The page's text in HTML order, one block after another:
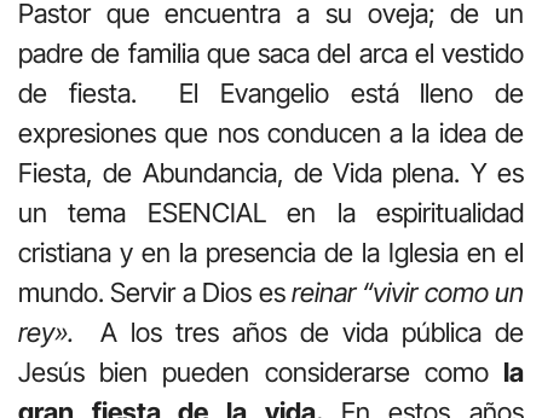
Pastor que encuentra a su oveja; de un
padre de familia que saca del arca el vestido
de fiesta. El Evangelio está lleno de
expresiones que nos conducen a la idea de
Fiesta, de Abundancia, de Vida plena. Y es
un tema ESENCIAL en la espiritualidad
cristiana y en la presencia de la Iglesia en el
mundo. Servir a Dios esreinar “vivir como un
rey». A los tres años de vida pública de
Jesús bien pueden considerarse como la